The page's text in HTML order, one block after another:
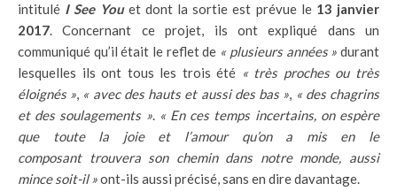
intitulé I See Youet dont la sortie est prévue le 13 janvier
2017. Concernant ce projet, ils ont expliqué dans un
communiqué qu’il était le reflet de « plusieurs années » durant
lesquelles ils ont tous les trois été « très proches ou très
éloignés », « avec des hauts et aussi des bas », « des chagrins
et des soulagements ». « En ces temps incertains, on espère
que toute la joie et l’amour qu’on a mis en le
composant trouvera son chemin dans notre monde, aussi
mince soit-il »ont-ils aussi précisé, sans en dire davantage.